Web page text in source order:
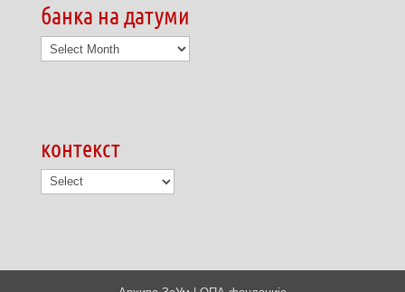
банка на датуми
банка
на
контекст